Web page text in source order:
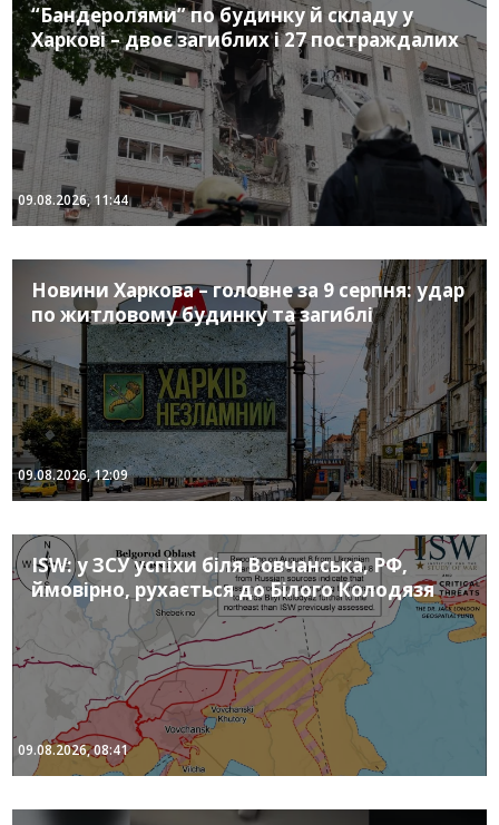
“Бандеролями” по будинку й складу у
Харкові – двоє загиблих і 27 постраждалих
09.08.2026, 11:44
Новини Харкова – головне за 9 серпня: удар
по житловому будинку та загиблі
09.08.2026, 12:09
ISW: у ЗСУ успіхи біля Вовчанська, РФ,
ймовірно, рухається до Білого Колодязя
09.08.2026, 08:41